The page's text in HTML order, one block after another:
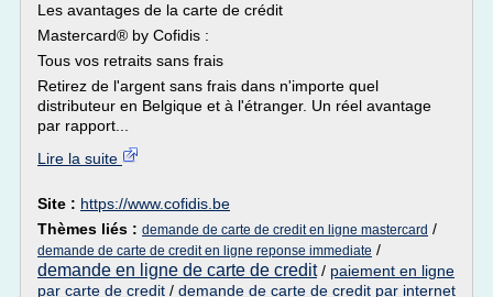
Les avantages de la carte de crédit
Mastercard® by Cofidis :
Tous vos retraits sans frais
Retirez de l'argent sans frais dans n'importe quel
distributeur en Belgique et à l'étranger. Un réel avantage
par rapport...
Lire la suite
Site : https://www.cofidis.be
Thèmes liés : demande de carte de credit en ligne mastercard /
demande de carte de credit en ligne reponse immediate /
demande en ligne de carte de credit/ paiement en ligne
par carte de credit / demande de carte de credit par internet